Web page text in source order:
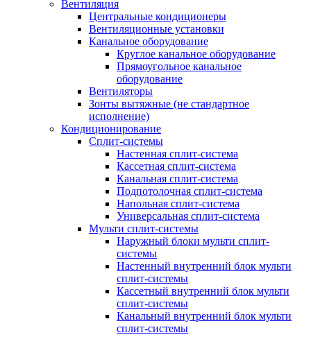
Вентиляция
Центральные кондиционеры
Вентиляционные установки
Канальное оборудование
Круглое канальное оборудование
Прямоугольное канальное
оборудование
Вентиляторы
Зонты вытяжные (не стандартное
исполнение)
Кондиционирование
Сплит-системы
Настенная сплит-система
Кассетная сплит-система
Канальная сплит-система
Подпотолочная сплит-система
Напольная сплит-система
Универсальная сплит-система
Мульти сплит-системы
Наружный блоки мульти сплит-
системы
Настенный внутренний блок мульти
сплит-системы
Кассетный внутренний блок мульти
сплит-системы
Канальный внутренний блок мульти
сплит-системы